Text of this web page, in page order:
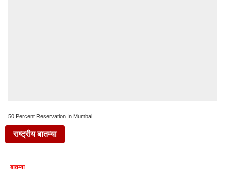
50 Percent Reservation In Mumbai
राष्ट्रीय बातम्या
बातम्या